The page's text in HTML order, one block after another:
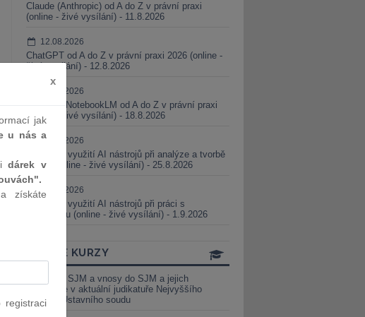
Claude (Anthropic) od A do Z v právní praxi
(online - živé vysílání) - 11.8.2026
12.08.2026
ChatGPT od A do Z v právní praxi 2026 (online -
živé vysílání) - 12.8.2026
18.08.2026
Gemini a NotebookLM od A do Z v právní praxi
(online - živé vysílání) - 18.8.2026
25.08.2026
Praktické využití AI nástrojů při analýze a tvorbě
smluv (online - živé vysílání) - 25.8.2026
01.09.2026
Praktické využití AI nástrojů při práci s
judikaturou (online - živé vysílání) - 1.9.2026
ONLINE KURZY
Vnosy ze SJM a vnosy do SJM a jejich
valorizace v aktuální judikatuře Nejvyššího
soudu a Ústavního soudu
x
jak
u nás a
dárek v
získáte